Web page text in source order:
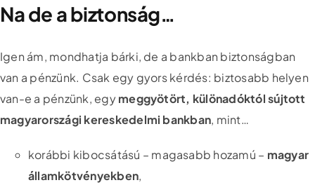
Na de a biztonság…
Igen ám, mondhatja bárki, de a bankban biztonságban
van a pénzünk. Csak egy gyors kérdés: biztosabb helyen
van-e a pénzünk, egymeggyötört, különadóktól sújtott
magyarországi kereskedelmi bankban, mint…
korábbi kibocsátású – magasabb hozamú – magyar
államkötvényekben,